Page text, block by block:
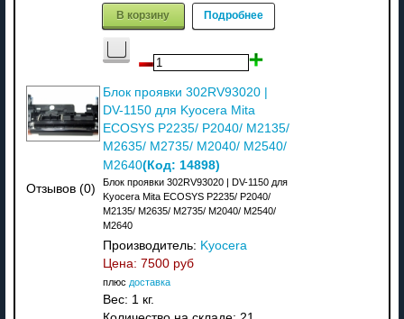
В корзину Подробнее
Отзывов (0)
Блок проявки 302RV93020 |
DV-1150 для Kyocera Mita
ECOSYS P2235/ P2040/ M2135/
M2635/ M2735/ M2040/ M2540/
M2640(Код: 14898)
Блок проявки 302RV93020 | DV-1150 для
Kyocera Mita ECOSYS P2235/ P2040/
M2135/ M2635/ M2735/ M2040/ M2540/
M2640
Производитель: Kyocera
Цена: 7500 руб
плюс доставка
Вес: 1 кг.